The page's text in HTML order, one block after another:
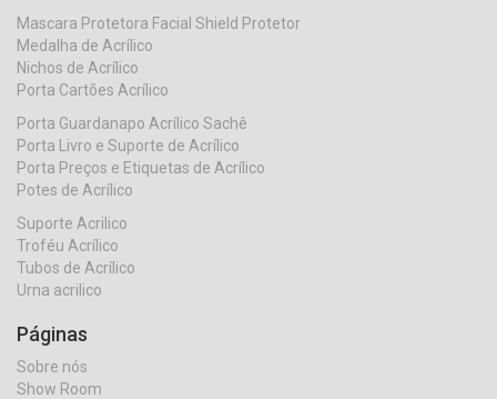
Mascara Protetora Facial Shield Protetor
Medalha de Acrílico
Nichos de Acrílico
Porta Cartões Acrílico
Porta Guardanapo Acrílico Sachê
Porta Livro e Suporte de Acrílico
Porta Preços e Etiquetas de Acrílico
Potes de Acrílico
Suporte Acrilico
Troféu Acrílico
Tubos de Acrílico
Urna acrilico
Páginas
Sobre nós
Show Room